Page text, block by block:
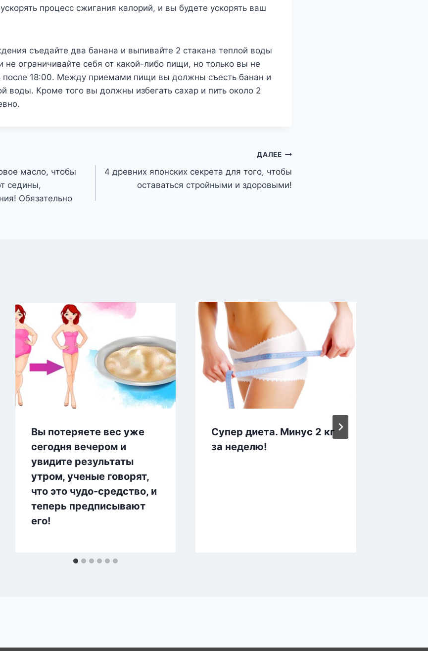
процесс сжигания калорий, и вы будете ускорять ваш
съедайте два банана и выпивайте 2 стакана теплой воды
не ограничивайте себя от какой-либо пищи, но только вы не
после 18:00. Между приемами пищи вы должны съесть банан и
воды. Кроме того вы должны избегать сахар и пить около 2
масло, чтобы
седины,
Обязательно
ДАЛЕЕ
4 древних японских секрета для того, чтобы
оставаться стройными и здоровыми!
Вы потеряете вес уже
сегодня вечером и
увидите результаты
утром, ученые говорят,
что это чудо-средство, и
теперь предписывают
его!
Супер диета. Минус 2 кг
за неделю!